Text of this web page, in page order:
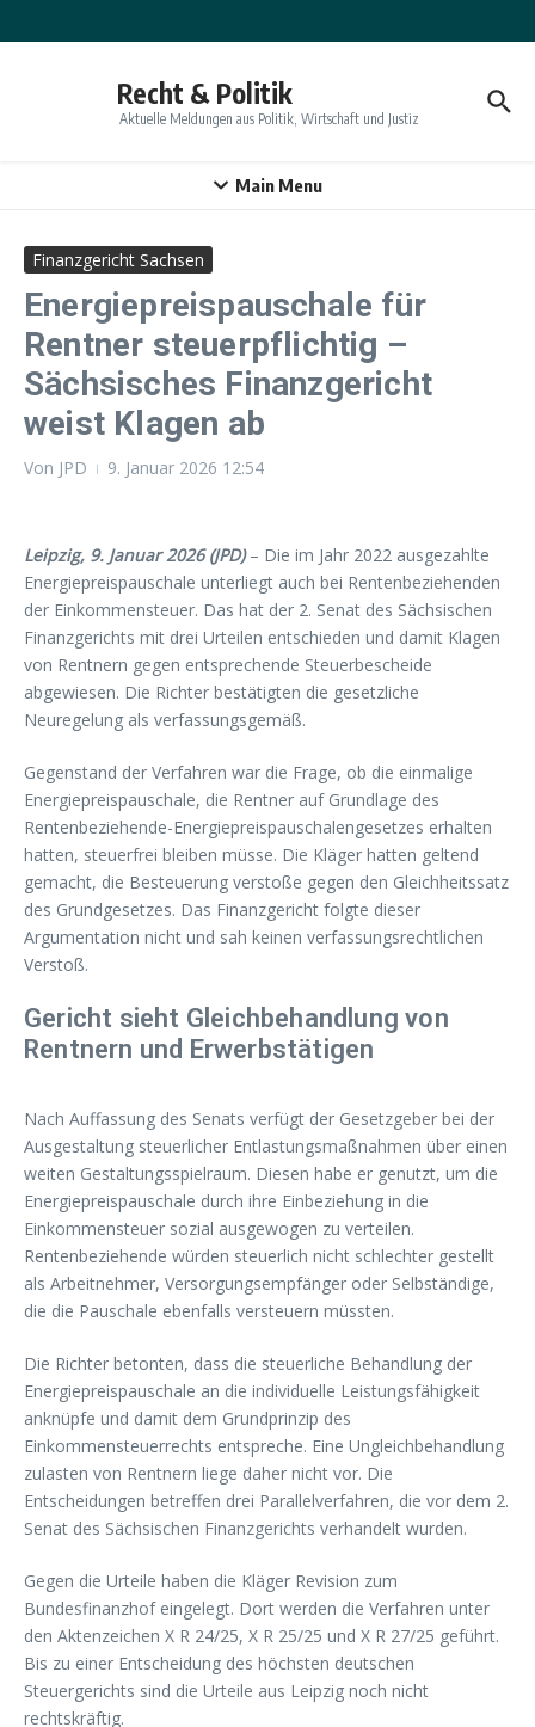
Recht & Politik
Aktuelle Meldungen aus Politik, Wirtschaft und Justiz
Main Menu
Finanzgericht Sachsen
Energiepreispauschale für
Rentner steuerpflichtig –
Sächsisches Finanzgericht
weist Klagen ab
Von JPD 9. Januar 2026 12:54
Leipzig, 9. Januar 2026 (JPD)– Die im Jahr 2022 ausgezahlte
Energiepreispauschale unterliegt auch bei Rentenbeziehenden
der Einkommensteuer. Das hat der 2. Senat des Sächsischen
Finanzgerichts mit drei Urteilen entschieden und damit Klagen
von Rentnern gegen entsprechende Steuerbescheide
abgewiesen. Die Richter bestätigten die gesetzliche
Neuregelung als verfassungsgemäß.
Gegenstand der Verfahren war die Frage, ob die einmalige
Energiepreispauschale, die Rentner auf Grundlage des
Rentenbeziehende-Energiepreispauschalengesetzes erhalten
hatten, steuerfrei bleiben müsse. Die Kläger hatten geltend
gemacht, die Besteuerung verstoße gegen den Gleichheitssatz
des Grundgesetzes. Das Finanzgericht folgte dieser
Argumentation nicht und sah keinen verfassungsrechtlichen
Verstoß.
Gericht sieht Gleichbehandlung von
Rentnern und Erwerbstätigen
Nach Auffassung des Senats verfügt der Gesetzgeber bei der
Ausgestaltung steuerlicher Entlastungsmaßnahmen über einen
weiten Gestaltungsspielraum. Diesen habe er genutzt, um die
Energiepreispauschale durch ihre Einbeziehung in die
Einkommensteuer sozial ausgewogen zu verteilen.
Rentenbeziehende würden steuerlich nicht schlechter gestellt
als Arbeitnehmer, Versorgungsempfänger oder Selbständige,
die die Pauschale ebenfalls versteuern müssten.
Die Richter betonten, dass die steuerliche Behandlung der
Energiepreispauschale an die individuelle Leistungsfähigkeit
anknüpfe und damit dem Grundprinzip des
Einkommensteuerrechts entspreche. Eine Ungleichbehandlung
zulasten von Rentnern liege daher nicht vor. Die
Entscheidungen betreffen drei Parallelverfahren, die vor dem 2.
Senat des Sächsischen Finanzgerichts verhandelt wurden.
Gegen die Urteile haben die Kläger Revision zum
Bundesfinanzhof eingelegt. Dort werden die Verfahren unter
den Aktenzeichen X R 24/25, X R 25/25 und X R 27/25 geführt.
Bis zu einer Entscheidung des höchsten deutschen
Steuergerichts sind die Urteile aus Leipzig noch nicht
rechtskräftig.